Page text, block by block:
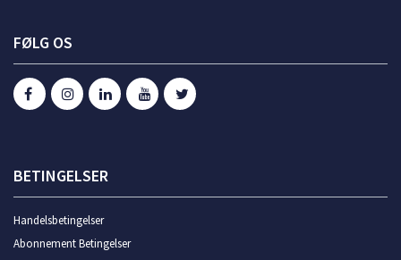
FØLG OS
BETINGELSER
Handelsbetingelser
Abonnement Betingelser